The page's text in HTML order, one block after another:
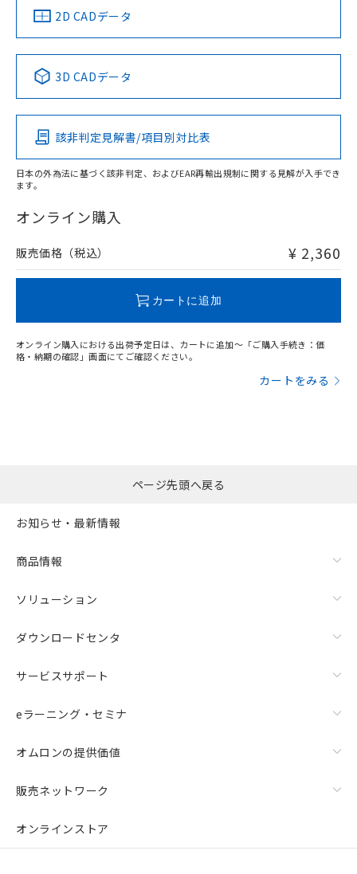
中国 RoHS 注意事項・凡例
Pb Hg Cd Cr(VI)
O
在庫等で未対応品が混在する可能性があります。
問い合わせください。
2D CADデータ
3D CADデータ
該非判定見解書/項目別対比表
日本の外為法に基づく該非判定、およびEAR再輸出規制に関する見解が入手でき
ます。
オンライン購入
販売価格（税込） ¥ 2,360
カートに追加
オンライン購入における出荷予定日は、カートに追加～「ご購入手続き：価
格・納期の確認」画面にてご確認ください。
カートをみる
ページ先頭へ戻る
お知らせ・最新情報
商品情報
ソリューション
ダウンロードセンタ
サービスサポート
eラーニング・セミナ
オムロンの提供価値
販売ネットワーク
オンラインストア